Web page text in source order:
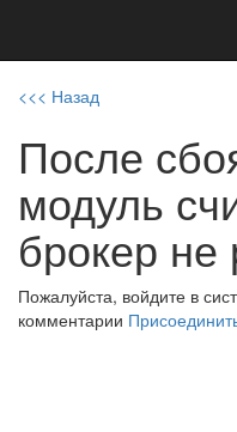
<<< Назад
После
модуль
брокер не
Пожалуйста, войдите в
комментарии